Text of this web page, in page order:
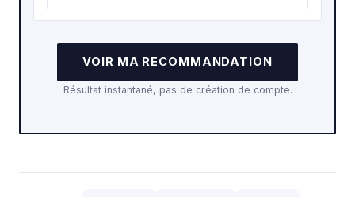
VOIR MA RECOMMANDATION
Résultat instantané, pas de création de compte.